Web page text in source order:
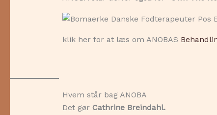
klik her for at læs om ANOBAS
Hvem står bag ANOBA
Det gør Cathrine Breindahl.